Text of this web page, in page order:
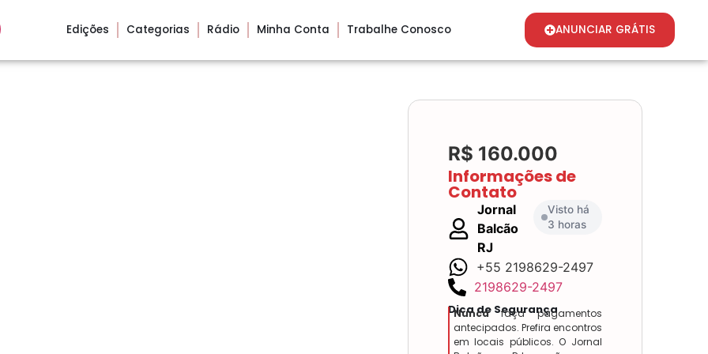
Edições Categorias Rádio Minha Conta Trabalhe Conosco ANUNCIAR GRÁTIS
R$ 160.000
Informações de
Contato
Jornal
Balcão
RJ
Visto há
3 horas
+55 2198629-2497
2198629-2497
Dica de Segurança
Nuncafaça pagamentos
antecipados. Prefira encontros
em locais públicos. O Jornal